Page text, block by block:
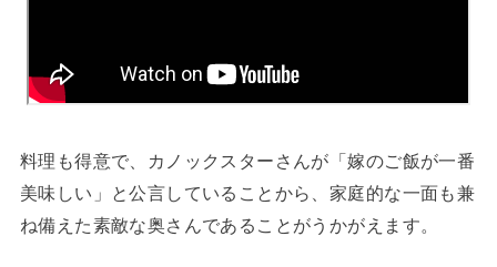
料理も得意で、カノックスターさんが「嫁のご飯が一番
美味しい」と公言していることから、家庭的な一面も兼
ね備えた素敵な奥さんであることがうかがえます。